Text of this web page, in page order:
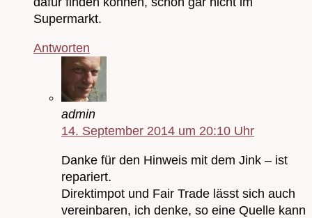
Supermarkt.
Antworten
admin
14. September 2014 um 20:10 Uhr
Danke für den Hinweis mit dem Jink – ist
repariert.
Direktimpot und Fair Trade lässt sich auch
vereinbaren, ich denke, so eine Quelle kann